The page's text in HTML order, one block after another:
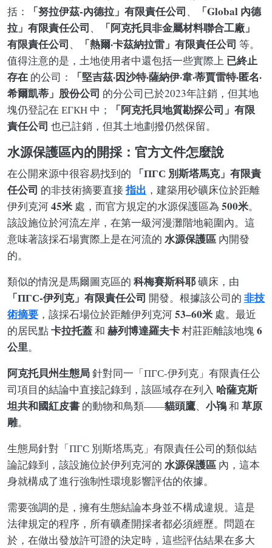
括：
「努拉伊茲-內德拉」有限責任公司、
「Global 內德
拉」有限責任公司、
「阿克托貝非金屬材料聯合工廠」
有限責任公司、 「熱爾·卡茲納拉雷」有限責任公司 等。
值得注意的是，土地使用者中還包括一些實際上 已終止
存在 的公司：
「堅吉茲·因沙特·薩納伊·韋·蒂賈雷特·匿名·
希爾凱蒂」股份公司 的分公司已於2023年註銷，但其地
塊仍登記在 ЕГКН 中；
「阿克托貝地質勘探公司」有限
責任公司 也已註銷，但其土地劃撥仍然保留。
水源保護區內的開採：官方文件怎麼說
在公開來源中很容易找到的
「ПГС 別斯塔馬克」有限責
任公司 的非技術摘要直接指出 ，建築用砂礦床位於距離
伊列克河45米 處，而官方規定的水源保護區為 500米。
該設施位於河流左岸，在第一級河漫灘階地範圍內。這
意味著該採石場實際上是在河流的 水源保護區 內開發
的。
類似的情況是馬爾圖克區的 科梅賽斯科耶礦床，由
「ПГС-伊列克」有限責任公司 開發。根據該公司的 非技
術摘要 ，該採石場位於距離伊列克河53–60米 處。最近
的居民點卡拉托蓋和 赫列博達羅夫卡村莊距離該地塊6
公里。
阿克托貝州生態局針對同一「ПГС-伊列克」有限責任公
司項目的結論中直接記錄到，該區域存在列入 哈薩克斯
坦共和國紅皮書 的動物和鳥類——貓頭鷹、 小鴇和 草原
雕。
生態局針對「ПГС 別斯塔馬克」有限責任公司的類似結
論記錄到，該設施位於伊列克河的 水源保護區 內，這本
身就構成了進行強制性環境影響評估的依據。
需要強調的是，擁有生態結論本身並不構成違規。這是
法律規定的程序，所有礦產開採者都必須經歷。問題在
於，在做出發放許可證的決定時，這些評估結果在多大